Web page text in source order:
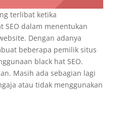
terlibat ketika
SEO dalam menentukan
Dengan adanya
beberapa pemilik situs
black hat SEO.
Masih ada sebagian lagi
atau tidak menggunakan